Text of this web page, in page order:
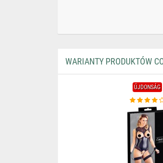
WARIANTY PRODUKTÓW
ÚJDONSÁG